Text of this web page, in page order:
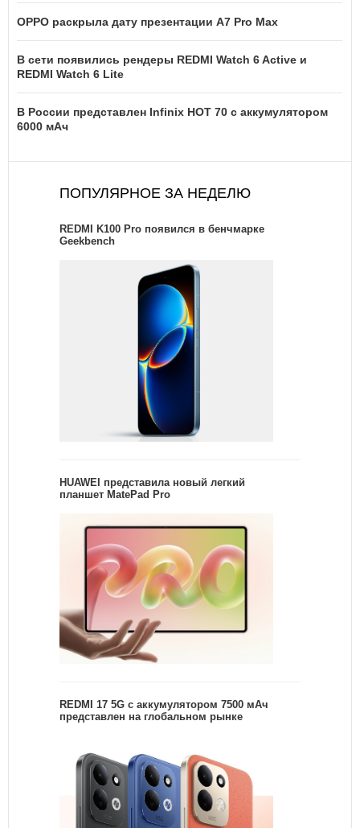
OPPO раскрыла дату презентации A7 Pro Max
В сети появились рендеры REDMI Watch 6 Active и
REDMI Watch 6 Lite
В России представлен Infinix HOT 70 с аккумулятором
6000 мАч
ПОПУЛЯРНОЕ ЗА НЕДЕЛЮ
REDMI K100 Pro появился в бенчмарке
Geekbench
HUAWEI представила новый легкий
планшет MatePad Pro
REDMI 17 5G c аккумулятором 7500 мАч
представлен на глобальном рынке